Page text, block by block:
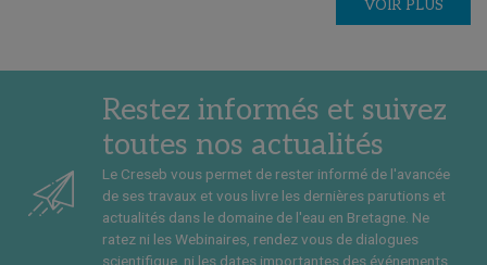
VOIR PLUS
Restez informés et suivez
toutes nos actualités
Le Creseb vous permet de rester informé de l'avancée
de ses travaux et vous livre les dernières parutions et
actualités dans le domaine de l'eau en Bretagne. Ne
ratez ni les Webinaires, rendez vous de dialogues
scientifique, ni les dates importantes des événements